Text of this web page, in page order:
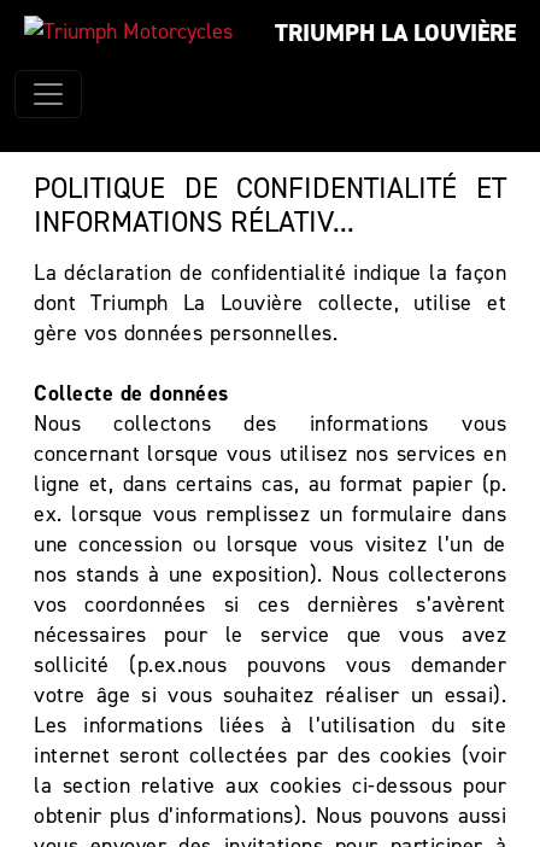
TRIUMPH LA LOUVIÈRE
POLITIQUE DE CONFIDENTIALITÉ ET
INFORMATIONS RÉLATIV...
La déclaration de confidentialité indique la façon
dont Triumph La Louvière collecte, utilise et
gère vos données personnelles.
Collecte de données
Nous collectons des informations vous
concernant lorsque vous utilisez nos services en
ligne et, dans certains cas, au format papier (p.
ex. lorsque vous remplissez un formulaire dans
une concession ou lorsque vous visitez l’un de
nos stands à une exposition). Nous collecterons
vos coordonnées si ces dernières s’avèrent
nécessaires pour le service que vous avez
sollicité (p.ex.nous pouvons vous demander
votre âge si vous souhaitez réaliser un essai).
Les informations liées à l’utilisation du site
internet seront collectées par des cookies (voir
la section relative aux cookies ci-dessous pour
obtenir plus d’informations). Nous pouvons aussi